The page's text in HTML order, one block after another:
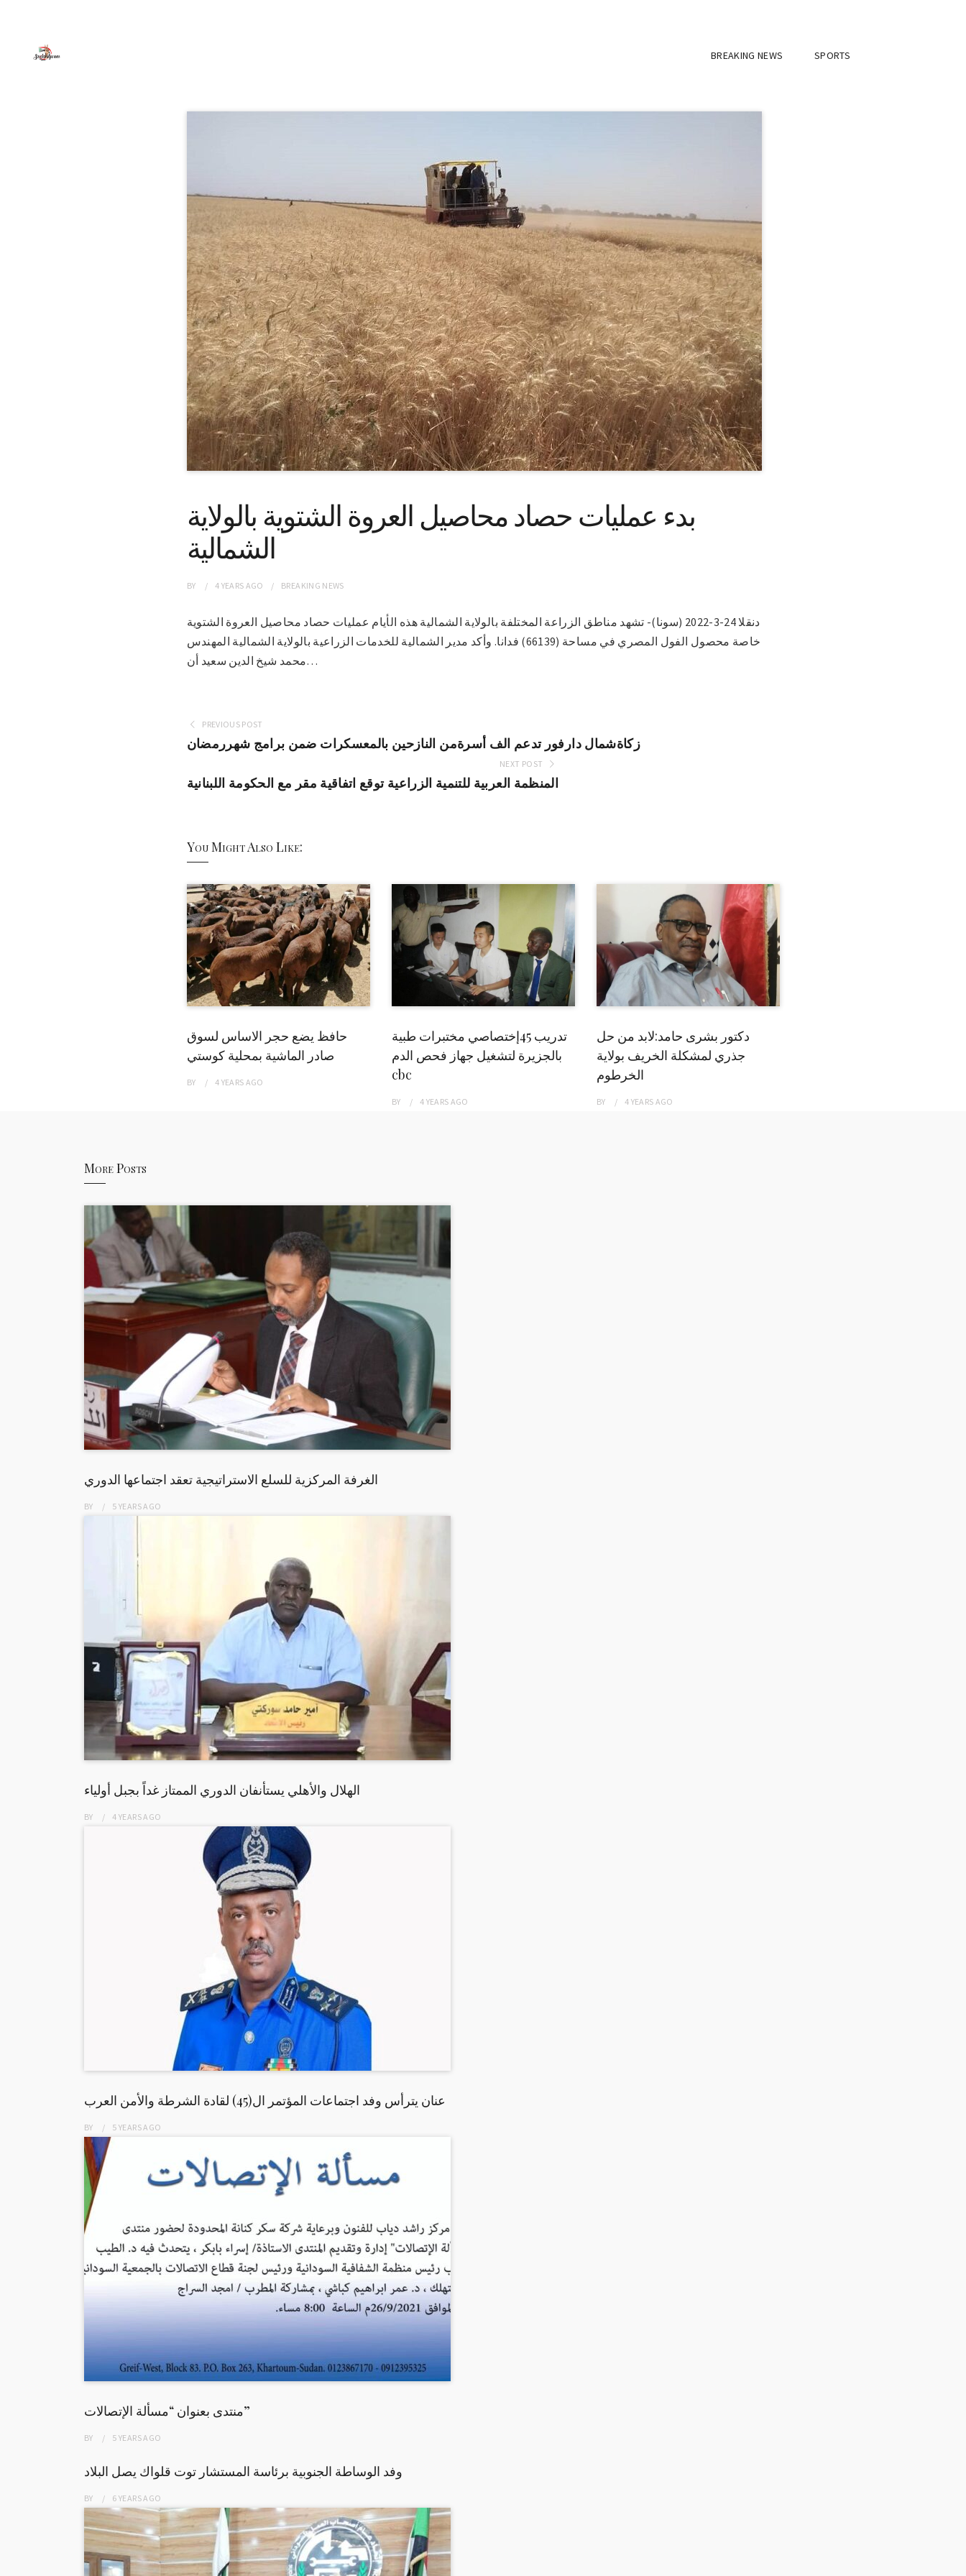
BREAKING NEWS SPORTS
بدء عمليات حصاد محاصيل العروة الشتوية بالولاية
الشمالية
BY 4 YEARS AGO BREAKING NEWS
دنقلا 24-3-2022 (سونا)- تشهد مناطق الزراعة المختلفة بالولاية الشمالية هذه الأيام عمليات حصاد محاصيل العروة الشتوية
خاصة محصول الفول المصري في مساحة (66139) فدانا. وأكد مدير الشمالية للخدمات الزراعية بالولاية الشمالية المهندس
محمد شيخ الدين سعيد أن…
PREVIOUS POST
زكاةشمال دارفور تدعم الف أسرةمن النازحين بالمعسكرات ضمن برامج شهررمضان
NEXT POST
المنظمة العربية للتنمية الزراعية توقع اتفاقية مقر مع الحكومة اللبنانية
You Might Also Like:
حافظ يضع حجر الاساس لسوق
صادر الماشية بمحلية كوستي
BY 4 YEARS AGO
تدريب 45إختصاصي مختبرات طبية
بالجزيرة لتشغيل جهاز فحص الدم
cbc
BY 4 YEARS AGO
دكتور بشرى حامد:لابد من حل
جذري لمشكلة الخريف بولاية
الخرطوم
BY 4 YEARS AGO
More Posts
الغرفة المركزية للسلع الاستراتيجية تعقد اجتماعها الدوري
BY 5 YEARSAGO
الهلال والأهلي يستأنفان الدوري الممتاز غداً بجبل أولياء
BY 4 YEARSAGO
عنان يترأس وفد اجتماعات المؤتمر ال(45) لقادة الشرطة والأمن العرب
BY 5 YEARSAGO
منتدى بعنوان “مسألة الإتصالات”
BY 5 YEARSAGO
وفد الوساطة الجنوبية برئاسة المستشار توت قلواك يصل البلاد
BY 6 YEARSAGO